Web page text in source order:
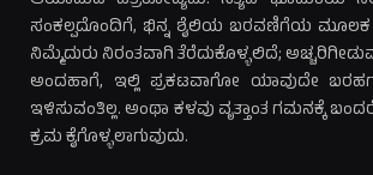
ಸಂಕಲ್ಪದೊಂದಿಗೆ, ಭಿನ್ನ ಶೈಲಿಯ ಬರವಣಿಗೆಯ ಮೂಲಕ
ನಿಮ್ಮೆದುರು ನಿರಂತವಾಗಿ ತೆರೆದುಕೊಳ್ಳಲಿದೆ;
ಅಂದಹಾಗೆ, ಇಲ್ಲಿ ಪ್ರಕಟವಾಗೋ ಯಾವುದೇ
ಇಳಿಸುವಂತಿಲ್ಲ. ಅಂಥಾ ಕಳವು ವೃತ್ತಾಂತ ಗಮನಕ್ಕೆ
ಕ್ರಮ ಕೈಗೊಳ್ಳಲಾಗುವುದು.